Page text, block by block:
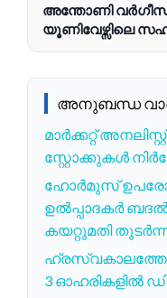
അന്തോണി
യൂണിവേഴ്സിലെ
അനുബന്ധ
മാർക്കറ്റ്
സ്റ്റോക്കുകൾ
ഹോർമുസ്
ഉൽപ്പാദകർ
കയറ്റുമതി
3 ഓഹരികളിൽ